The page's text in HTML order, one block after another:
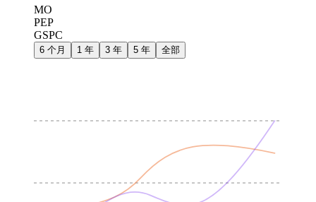
MO
PEP
GSPC
6 个月 1 年 3 年 5 年 全部